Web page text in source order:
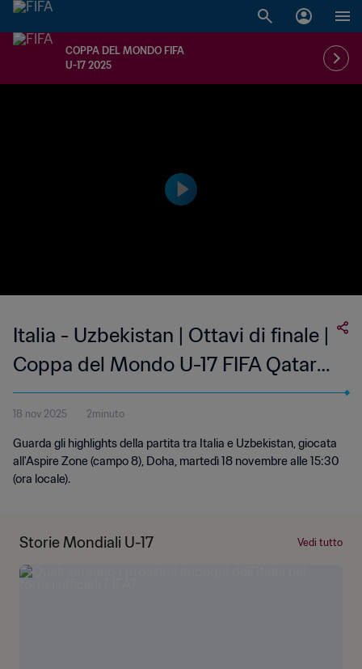
COPPA DEL MONDO FIFA
U-17 2025
Italia - Uzbekistan | Ottavi di finale |
Coppa del Mondo U-17 FIFA Qatar
2025 | Highlights
18 nov 2025 2minuto
Guarda gli highlights della partita tra Italia e Uzbekistan, giocata
all'Aspire Zone (campo 8), Doha, martedì 18 novembre alle 15:30
(ora locale).
Storie Mondiali U-17 Vedi tutto